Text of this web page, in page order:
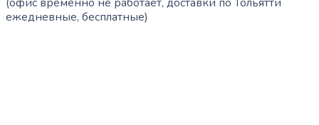
(офис временно не работает, доставки по Тольятти
ежедневные, бесплатные)